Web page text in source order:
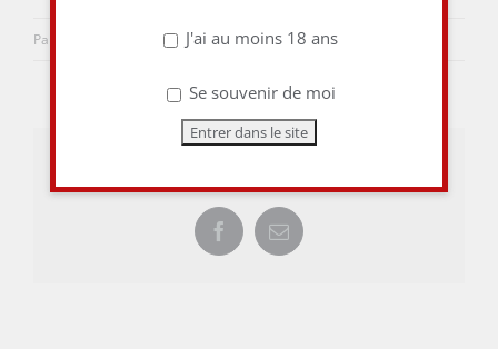
Par 3 février 2018 | 0 commentaire
FacebookEmail
J'ai au moins 18 ans
Se souvenir de moi